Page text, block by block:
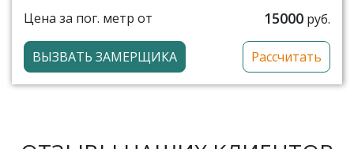
Цена за пог. метр от
15000 руб.
ВЫЗВАТЬ ЗАМЕРЩИКА Рассчитать